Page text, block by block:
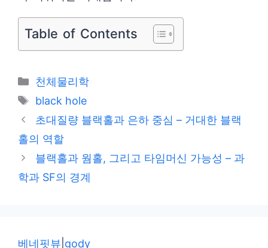
Table of Contents
카
테
리
천체물리학
태
그
black hole
초대질량 블랙홀과 은하 중심 – 거대한 블랙
홀의 역할
블랙홀과 웜홀, 그리고 타임머신 가능성 – 과
학과 SF의 경계
베네핏뷰 gody